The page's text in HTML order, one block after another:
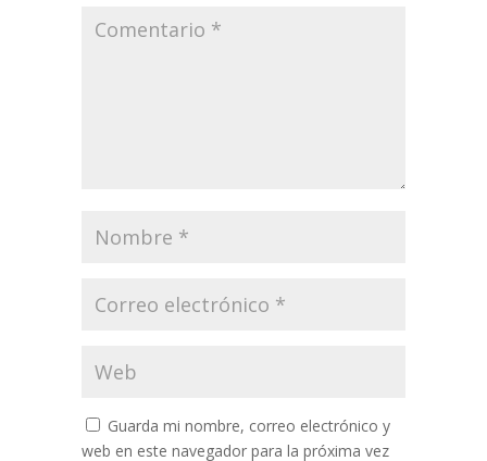
Guarda mi nombre, correo electrónico y
web en este navegador para la próxima vez